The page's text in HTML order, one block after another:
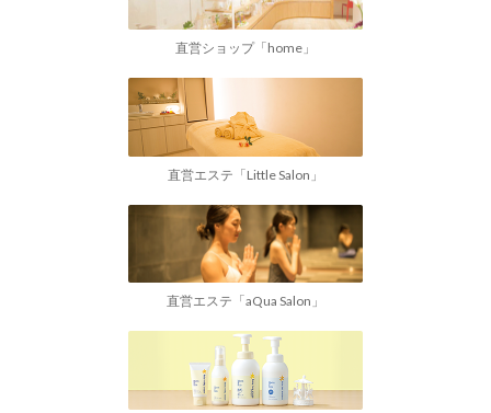
直営ショップ「home」
直営エステ「Little Salon」
直営エステ「aQua Salon」